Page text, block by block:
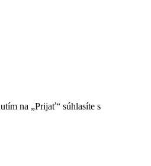
na „Prijať“ súhlasíte s